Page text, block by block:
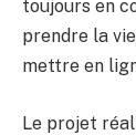
toujours en
prendre la
mettre en
Le projet